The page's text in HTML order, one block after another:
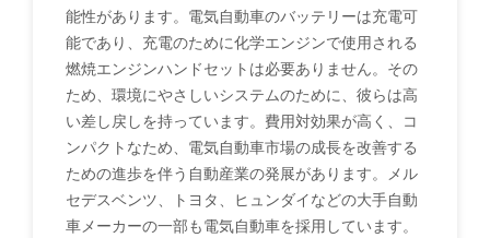
能性があります。電気自動車のバッテリーは充電可
能であり、充電のために化学エンジンで使用される
燃焼エンジンハンドセットは必要ありません。その
ため、環境にやさしいシステムのために、彼らは高
い差し戻しを持っています。費用対効果が高く、コ
ンパクトなため、電気自動車市場の成長を改善する
ための進歩を伴う自動産業の発展があります。メル
セデスベンツ、トヨタ、ヒュンダイなどの大手自動
車メーカーの一部も電気自動車を採用しています。